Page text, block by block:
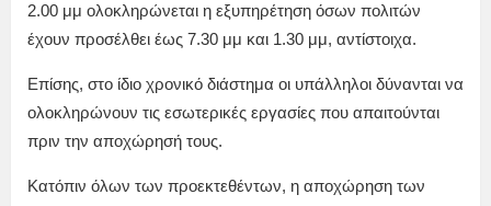
2.00 μμ ολοκληρώνεται η εξυπηρέτηση όσων πολιτών
έχουν προσέλθει έως 7.30 μμ και 1.30 μμ, αντίστοιχα.
Επίσης, στο ίδιο χρονικό διάστημα οι υπάλληλοι δύνανται να
ολοκληρώνουν τις εσωτερικές εργασίες που απαιτούνται
πριν την αποχώρησή τους.
Κατόπιν όλων των προεκτεθέντων, η αποχώρηση των